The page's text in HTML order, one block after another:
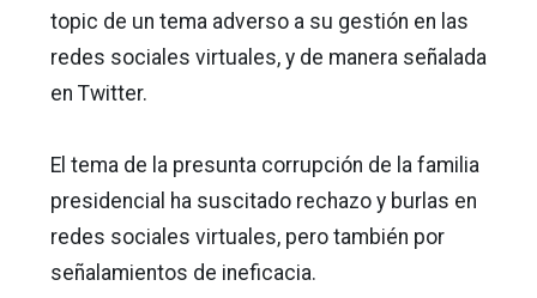
topic de un tema adverso a su gestión en las
redes sociales virtuales, y de manera señalada
en Twitter.
El tema de la presunta corrupción de la familia
presidencial ha suscitado rechazo y burlas en
redes sociales virtuales, pero también por
señalamientos de ineficacia.